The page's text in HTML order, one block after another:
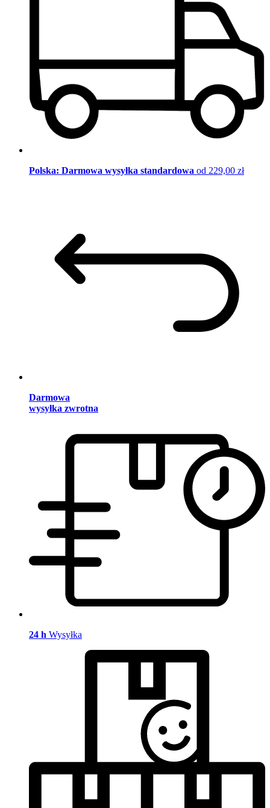
Polska: Darmowa wysyłka standardowa od 229,00 zł
Darmowa
wysyłka zwrotna
24 h Wysyłka